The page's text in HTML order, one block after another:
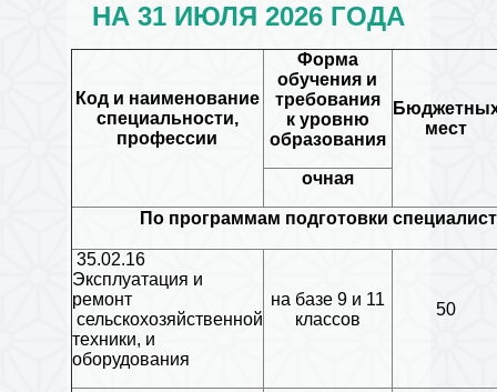
НА 31 ИЮЛЯ 2026 ГОДА
Код и наименование
специальности,
профессии
Форма
обучения и
требования
к уровню
образования
мест
очная
По программам подготовки
35.02.16
Эксплуатация и
ремонт
сельскохозяйственной
техники, и
оборудования
на базе 9 и 11
классов
50